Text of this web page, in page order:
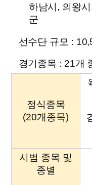
하남시, 의왕
군
선수단 규모 :
경기종목 : 21개
정식종목
(20개종목)
시범 종목 및
종별